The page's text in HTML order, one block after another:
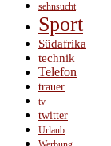
sehnsucht
Sport
Südafrika
technik
Telefon
trauer
tv
twitter
Urlaub